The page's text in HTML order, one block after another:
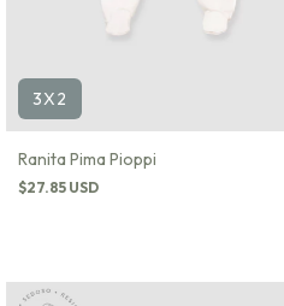
3X2
Ranita Pima Pioppi
$27.85 USD